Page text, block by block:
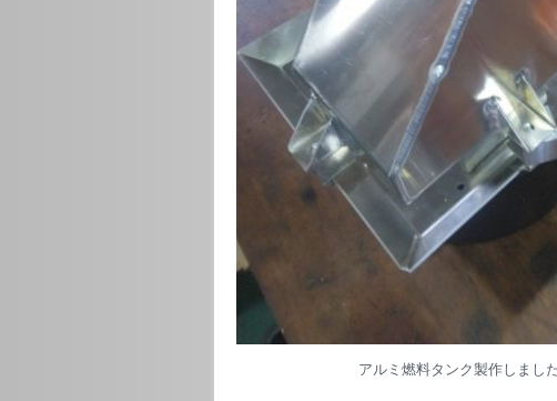
アルミ燃料タンク製作しまし